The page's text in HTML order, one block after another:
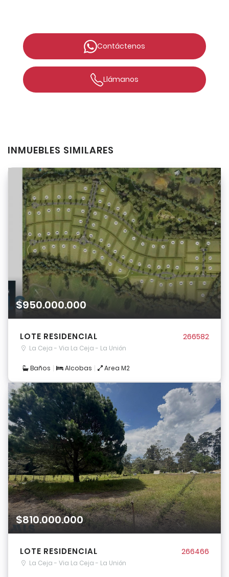
Recordarme
Ingresar
I agree with terms Have an account?
Register
Contáctenos
Llámanos
INMUEBLES SIMILARES
$950.000.000
LOTE RESIDENCIAL 266582
La Ceja - Via La Ceja - La Unión
Baños Alcobas Area M2
$810.000.000
LOTE RESIDENCIAL 266466
La Ceja - Via La Ceja - La Unión